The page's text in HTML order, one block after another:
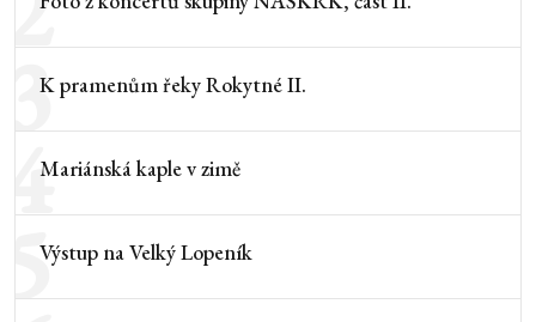
3K pramenům řeky Rokytné II.
4Mariánská kaple v zimě
5Výstup na Velký Lopeník